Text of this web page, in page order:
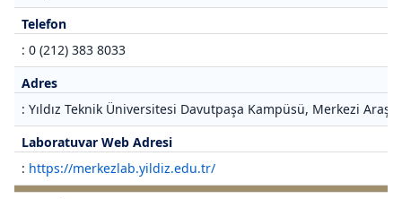
Telefon
: 0 (212) 383 8033
Adres
: Yıldız Teknik Üniversitesi Davutpaşa Kampüsü, Merkezi
Laboratuvar Web Adresi
: https://merkezlab.yildiz.edu.tr/